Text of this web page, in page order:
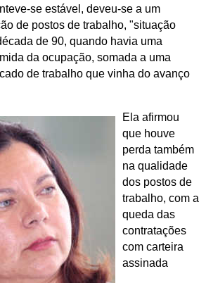
se estável, deveu-se a um
de postos de trabalho, "situação
de 90, quando havia uma
da ocupação, somada a uma
de trabalho que vinha do avanço
Ela afirmou
que houve
perda também
na qualidade
dos postos de
trabalho, com a
queda das
contratações
com carteira
assinada